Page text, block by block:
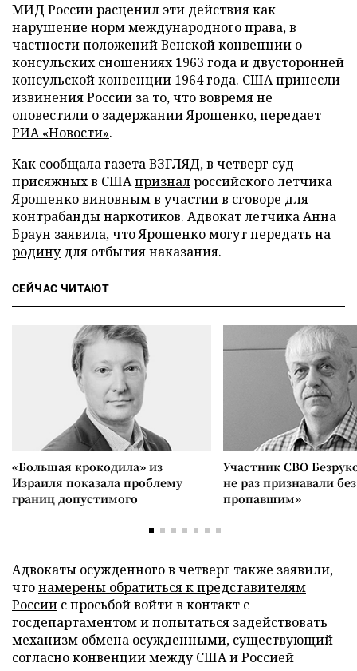
МИД России расценил эти действия как
нарушение норм международного права, в
частности положений Венской конвенции о
консульских сношениях 1963 года и двусторонней
консульской конвенции 1964 года. США принесли
извинения России за то, что вовремя не
оповестили о задержании Ярошенко, передает
РИА «Новости».
Как сообщала газета ВЗГЛЯД, в четверг суд
присяжных в СШАпризналроссийского летчика
Ярошенко виновным в участии в сговоре для
контрабанды наркотиков. Адвокат летчика Анна
Браун заявила, что Ярошенкомогут передать на
родинудля отбытия наказания.
СЕЙЧАС ЧИТАЮТ
«Большая крокодила» из
Израиля показала проблему
границ допустимого
Участник СВО
не раз признавали
пропавшим»
Адвокаты осужденного в четверг также заявили,
чтонамерены обратиться к представителям
России с просьбой войти в контакт с
госдепартаментом и попытаться задействовать
механизм обмена осужденными, существующий
согласно конвенции между США и Россией